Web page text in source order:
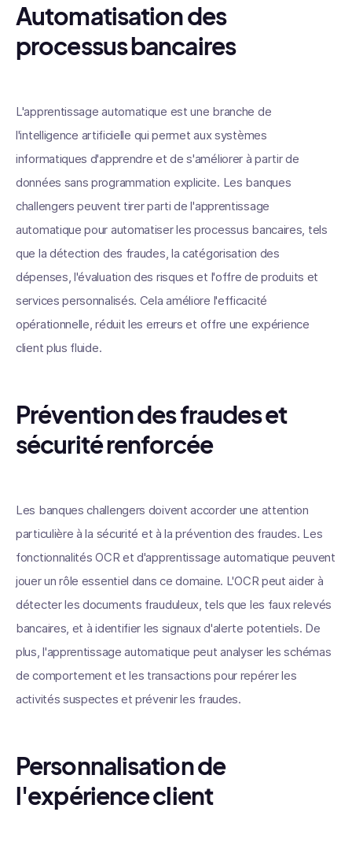
Automatisation des
processus bancaires
L'apprentissage automatique est une branche de
l'intelligence artificielle qui permet aux systèmes
informatiques d'apprendre et de s'améliorer à partir de
données sans programmation explicite. Les banques
challengers peuvent tirer parti de l'apprentissage
automatique pour automatiser les processus bancaires, tels
que la détection des fraudes, la catégorisation des
dépenses, l'évaluation des risques et l'offre de produits et
services personnalisés. Cela améliore l'efficacité
opérationnelle, réduit les erreurs et offre une expérience
client plus fluide.
Prévention des fraudes et
sécurité renforcée
Les banques challengers doivent accorder une attention
particulière à la sécurité et à la prévention des fraudes. Les
fonctionnalités OCR et d'apprentissage automatique peuvent
jouer un rôle essentiel dans ce domaine. L'OCR peut aider à
détecter les documents frauduleux, tels que les faux relevés
bancaires, et à identifier les signaux d'alerte potentiels. De
plus, l'apprentissage automatique peut analyser les schémas
de comportement et les transactions pour repérer les
activités suspectes et prévenir les fraudes.
Personnalisation de
l'expérience client